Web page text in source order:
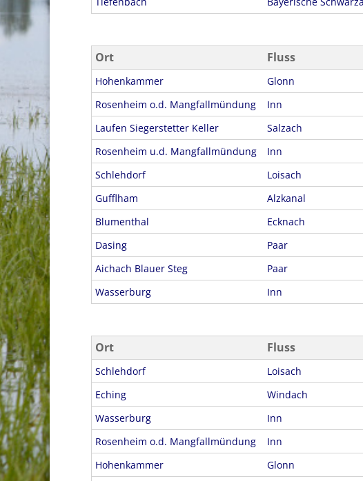
Ort Fluss
Hohenkammer Glonn
Rosenheim o.d. Mangfallmündung
Inn
Laufen Siegerstetter Keller
Salzach
Rosenheim u.d. Mangfallmündung
Inn
Schlehdorf
Loisach
Gufflham
Alzkanal
Blumenthal
Ecknach
Dasing
Paar
Aichach Blauer Steg
Paar
Wasserburg
Inn
Ort Fluss
Schlehdorf Loisach
Eching
Windach
Wasserburg
Inn
Rosenheim o.d. Mangfallmündung
Inn
Hohenkammer
Glonn